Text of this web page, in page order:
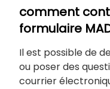
comment
formulaire
Il est possible de
ou poser des
courrier